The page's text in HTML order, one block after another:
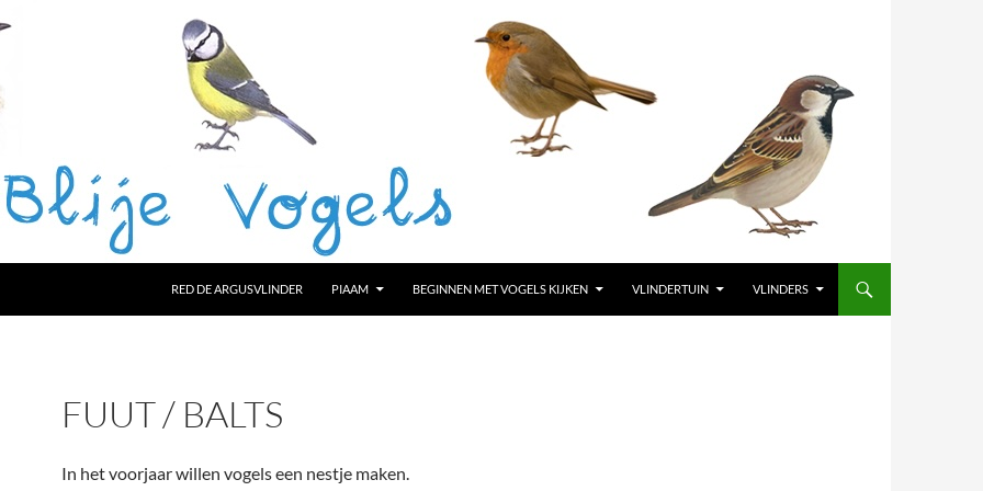
RED DE ARGUSVLINDER PIAAM BEGINNEN MET VOGELS KIJKEN VLINDERTUIN VLINDERS
FUUT / BALTS
In het voorjaar willen vogels een nestje maken.